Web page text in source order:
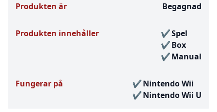
Produkten är Begagnad
Produkten innehåller
Spel
Box
Manual
Fungerar på
Nintendo Wii
Nintendo Wii U